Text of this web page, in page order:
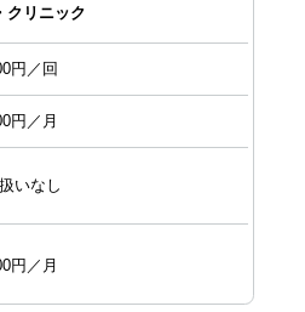
クリニック
円／回
円／月
いなし
円／月